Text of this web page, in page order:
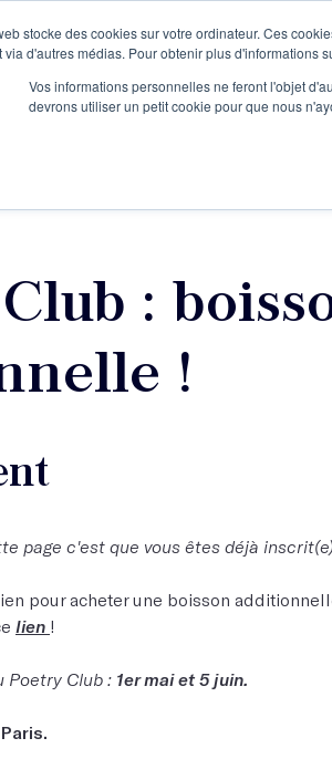
stocke des cookies sur votre ordinateur. Ces
via d'autres médias. Pour obtenir plus d'informations
Vos informations personnelles ne feront l'objet
devrons utiliser un petit cookie pour que nous
d’information Le podcast
:
!
page c'est que vous êtes déjà
pour acheter une boisson
lien !
Poetry Club : 1er mai et 5 juin.